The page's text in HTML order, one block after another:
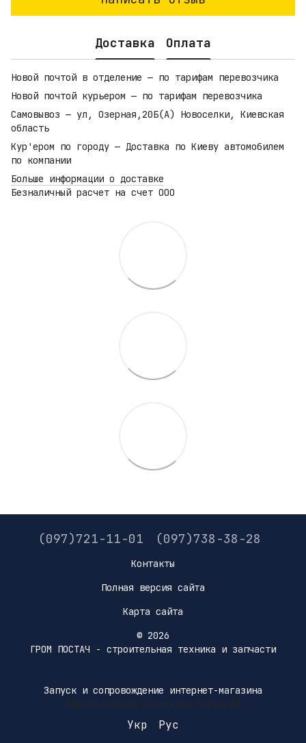
Доставка Оплата
Новой почтой в отделение — по тарифам перевозчика
Новой почтой курьером — по тарифам перевозчика
Самовывоз — ул, Озерная,20Б(А) Новоселки, Киевская
область
Кур'ером по городу — Доставка по Киеву автомобилем
по компании
Больше информации о доставке
Безналичный расчет на счет ООО
(097)721-11-01 (097)738-38-28
Контакты
Полная версия сайта
Карта сайта
© 2026
ГРОМ ПОСТАЧ - строительная техника и запчасти
Запуск и сопровождение интернет-магазина
Маркетинговое агентство Меркурий
Укр Рус